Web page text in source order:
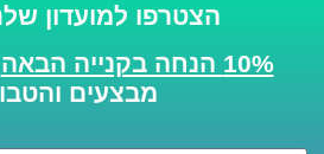
הצטרפו למועדון
10% הנחה בקנייה הבאה
מבצעים